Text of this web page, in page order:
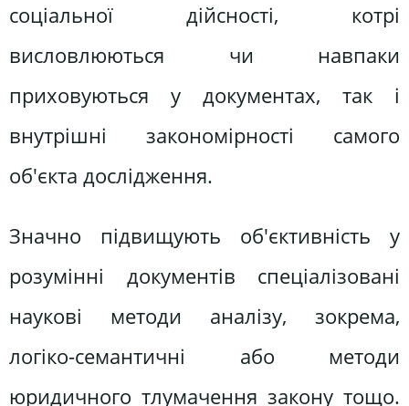
соціальної дійсності, котрі
висловлюються чи навпаки
приховуються у документах, так і
внутрішні закономірності самого
об'єкта дослідження.
Значно підвищують об'єктивність у
розумінні документів спеціалізовані
наукові методи аналізу, зокрема,
логіко-семантичні або методи
юридичного тлумачення закону тощо.